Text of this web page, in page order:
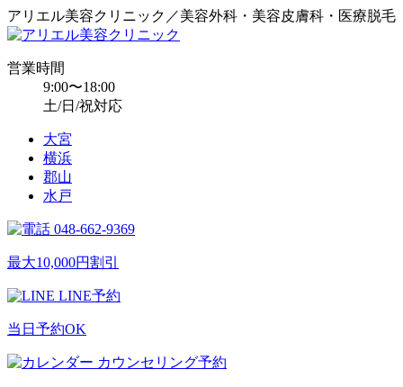
アリエル美容クリニック／美容外科・美容皮膚科・医療脱毛
営業時間
9:00〜18:00
土/日/祝対応
大宮
横浜
郡山
水戸
048-662-9369
最大10,000円割引
LINE予約
当日予約OK
カウンセリング予約